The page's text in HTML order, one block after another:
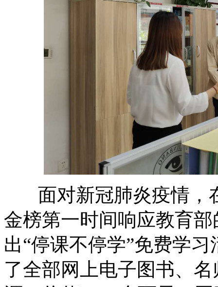
面对新冠肺炎疫情，
金榜第一时间响应教育
出“停课不停学”免费学
了全部网上电子图书、